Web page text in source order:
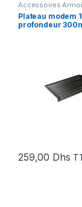
Accessoires
Informatique
Plateau modem
profondeur
259,00 Dhs